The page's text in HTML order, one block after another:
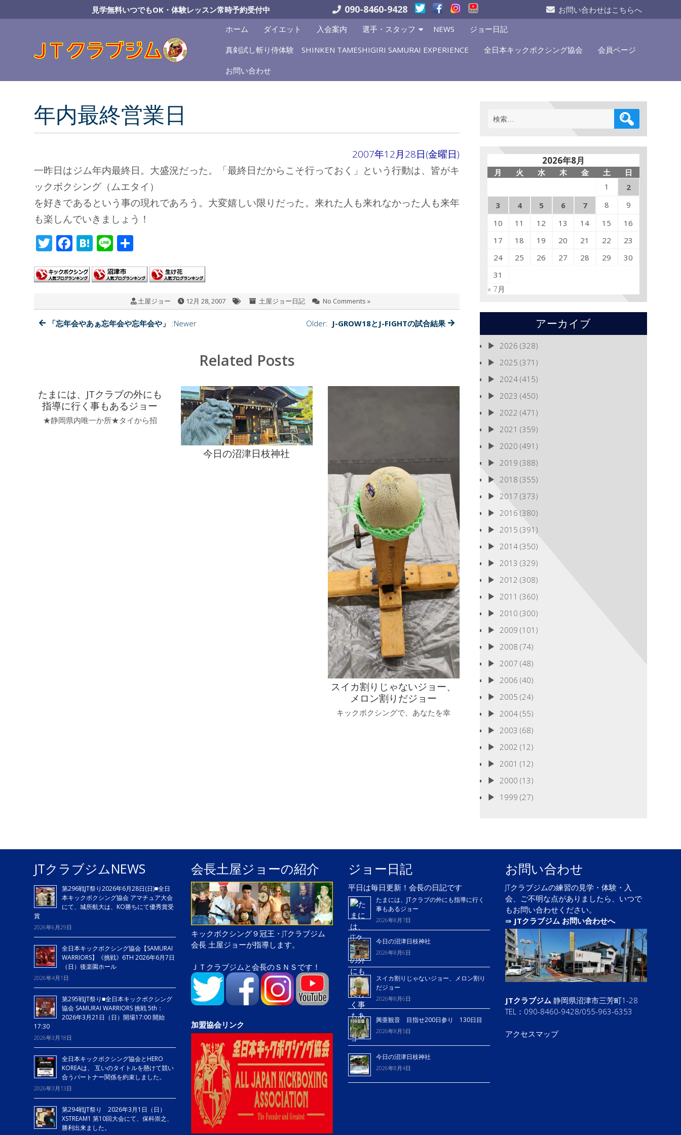
to
見学無料いつでもOK・体験レッスン常時予約受付中 090-8460-9428
お問い合わせはこちらへ
ホーム
ダイエット 入会案内 選手・スタッフ NEWS ジョー日記
真剣試し斬り侍体験 SHINKEN TAMESHIGIRI SAMURAI EXPERIENCE 全日本キックボクシング協会 会員ページ
お問い合わせ
年内最終営業日
2007年12月28日(金曜日)
一昨日はジム年内最終日。大盛況だった。「最終日だからこそ行っておく」という行動は、皆がキ
ックボクシング（ムエタイ）
を好きであるという事の現れであろう。大変嬉しい限りだった。来れた人も来れなかった人も来年
も楽しんでいきましょう！
T
tt
F
e
o
o
H
e
a
Li
e
土屋ジョー 12月 28, 2007 土屋ジョー日記 No Comments »
「忘年会やあぁ忘年会や忘年会や」 :Newer Older: J-GROW18とJ-FIGHTの試合結果
Related Posts
たまには、JTクラブの外にも
指導に行く事もあるジョー
★静岡県内唯一か所★タイから招
今日の沼津日枝神社
スイカ割りじゃないジョー、
メロン割りだジョー
キックボクシングで、あなたを幸
検
索:
2026年8月
月 火 水 木 金 土
日
1
2
3
4 5 6 7 8
9
10
11 12 13 14 15
16
17
18 19 20 21 22
23
24
25 26 27 28 29
30
31
« 7月
アーカイブ
2026 (328)
2025 (371)
2024(415)
2023 (450)
2022 (471)
2021 (359)
2020 (491)
2019 (388)
2018 (355)
2017 (373)
2016 (380)
2015 (391)
2014(350)
2013 (329)
2012 (308)
2011 (360)
2010 (300)
2009 (101)
2008 (74)
2007 (48)
2006 (40)
2005 (24)
2004(55)
2003 (68)
2002 (12)
2001 (12)
2000 (13)
1999 (27)
JTクラブジムNEWS
第296戦JT祭り2026年6月28日(日)■全日
本キックボクシング協会 アマチュア大会
にて、城所航大は、KO勝ちにて優秀賞受
賞
2026年6月29日
全日本キックボクシング協会【SAMURAI
WARRIORS】《挑戦》6TH 2026年6月7日
（日）後楽園ホール
2026年4月1日
第295戦JT祭り■全日本キックボクシング
協会 SAMURAI WARRIORS 挑戦 5th：
2026年3月21日（日）開場17:00 開始
17:30
2026年3月18日
全日本キックボクシング協会とHERO
KOREAは、 互いのタイトルを懸けて競い
合うパートナー関係を約束しました。
2026年3月13日
第294戦JT祭り 2026年3月1日（日）
XSTREAM1 第10回大会にて、保科崇之、
勝利出来ました。
会長土屋ジョーの紹介
キックボクシング９冠王・JTクラブジム
会長 土屋ジョーが指導します。
ＪＴクラブジムと会長のＳＮＳです！
加盟協会リンク
ジョー日記
平日は毎日更新！会長の日記です
たまには、JTクラブの外にも指導に行く
事もあるジョー
2026年8月7日
今日の沼津日枝神社
2026年8月6日
スイカ割りじゃないジョー、メロン割り
だジョー
2026年8月6日
興亜観音 目指せ200日参り 130日目
2026年8月5日
今日の沼津日枝神社
2026年8月4日
お問い合わせ
JTクラブジムの練習の見学・体験・入
会、ご不明な点がありましたら、いつで
もお問い合わせください。
⇛ JTクラブジム お問い合わせへ
JTクラブジム静岡県沼津市三芳町1-28
TEL：090-8460-9428/055-963-6353
アクセスマップ